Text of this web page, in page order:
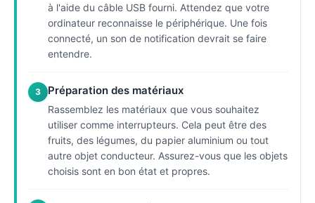
à l'aide du câble USB fourni. Attendez que votre
ordinateur reconnaisse le périphérique. Une fois
connecté, un son de notification devrait se faire
entendre.
3 Préparation des matériaux
Rassemblez les matériaux que vous souhaitez
utiliser comme interrupteurs. Cela peut être des
fruits, des légumes, du papier aluminium ou tout
autre objet conducteur. Assurez-vous que les objets
choisis sont en bon état et propres.